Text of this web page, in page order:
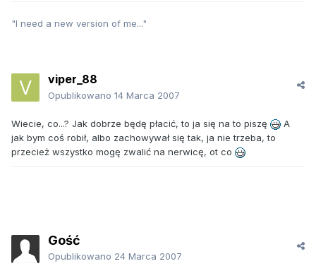
"I need a new version of me..."
viper_88
Opublikowano 14 Marca 2007
Wiecie, co...? Jak dobrze będę płacić, to ja się na to piszę
A
jak bym coś robił, albo zachowywał się tak, ja nie trzeba, to
przecież wszystko mogę zwalić na nerwicę, ot co
Gość
Opublikowano 24 Marca 2007